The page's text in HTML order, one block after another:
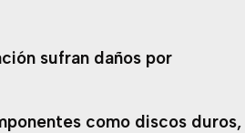
sufran daños por
como discos duros,